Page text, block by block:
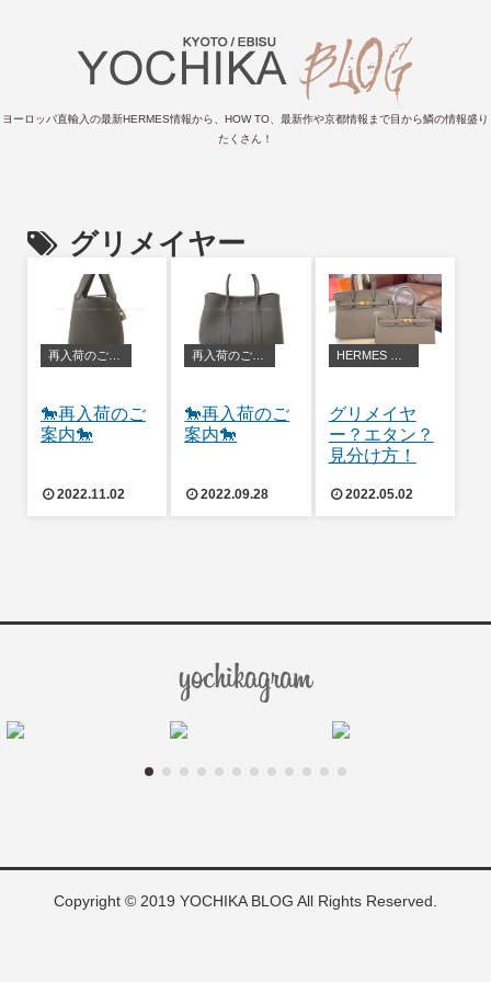
ヨーロッパ直輸入の最新HERMES情報から、HOW TO、最新作や京都情報まで目から鱗の情報盛り
たくさん！
グリメイヤー
再入荷のご案内
🐎再入荷のご
案内🐎
2022.11.02
🐎再入荷のご
案内🐎
2022.09.28
グリメイヤ
ー？エタン？
見分け方！
2022.05.02
Copyright © 2019 YOCHIKA BLOG All Rights Reserved.